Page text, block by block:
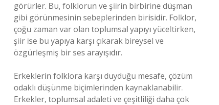
görürler. Bu, folklorun ve şiirin birbirine düşman
gibi görünmesinin sebeplerinden birisidir. Folklor,
çoğu zaman var olan toplumsal yapıyı yüceltirken,
şiir ise bu yapıya karşı çıkarak bireysel ve
özgürleşmiş bir ses arayışıdır.
Erkeklerin folklora karşı duyduğu mesafe, çözüm
odaklı düşünme biçimlerinden kaynaklanabilir.
Erkekler, toplumsal adaleti ve çeşitliliği daha çok